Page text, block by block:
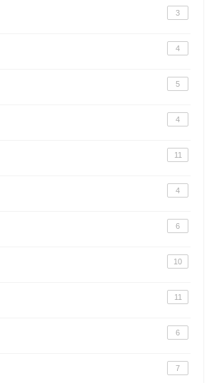
3
4
5
4
11
4
6
10
11
6
7